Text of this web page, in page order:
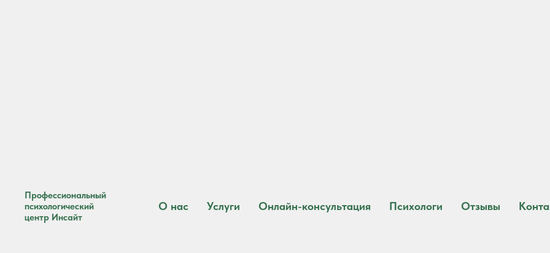
Профессиональный
психологический
центр Инсайт
О нас Услуги Онлайн-консультация Психологи Отзывы